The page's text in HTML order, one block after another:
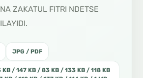
ZAKATUL FITRI NDETSE
JPG / PDF
/ 147 KB / 83 KB / 133 KB / 118 KB